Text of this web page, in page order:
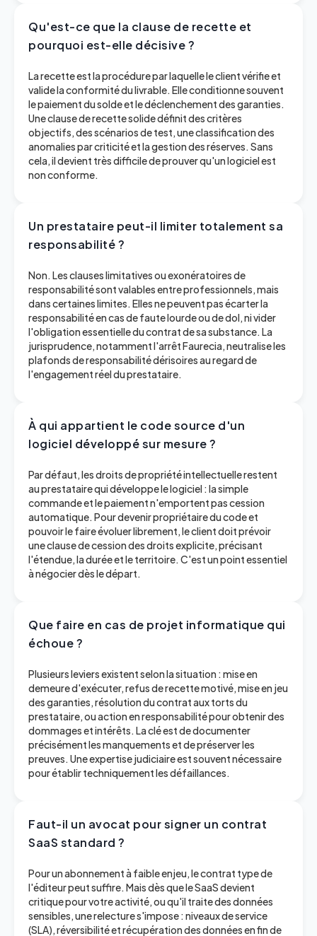
Qu'est-ce que la clause de recette et
pourquoi est-elle décisive ?
La recette est la procédure par laquelle le client vérifie et
valide la conformité du livrable. Elle conditionne souvent
le paiement du solde et le déclenchement des garanties.
Une clause de recette solide définit des critères
objectifs, des scénarios de test, une classification des
anomalies par criticité et la gestion des réserves. Sans
cela, il devient très difficile de prouver qu'un logiciel est
non conforme.
Un prestataire peut-il limiter totalement sa
responsabilité ?
Non. Les clauses limitatives ou exonératoires de
responsabilité sont valables entre professionnels, mais
dans certaines limites. Elles ne peuvent pas écarter la
responsabilité en cas de faute lourde ou de dol, ni vider
l'obligation essentielle du contrat de sa substance. La
jurisprudence, notamment l'arrêt Faurecia, neutralise les
plafonds de responsabilité dérisoires au regard de
l'engagement réel du prestataire.
À qui appartient le code source d'un
logiciel développé sur mesure ?
Par défaut, les droits de propriété intellectuelle restent
au prestataire qui développe le logiciel : la simple
commande et le paiement n'emportent pas cession
automatique. Pour devenir propriétaire du code et
pouvoir le faire évoluer librement, le client doit prévoir
une clause de cession des droits explicite, précisant
l'étendue, la durée et le territoire. C'est un point essentiel
à négocier dès le départ.
Que faire en cas de projet informatique qui
échoue ?
Plusieurs leviers existent selon la situation : mise en
demeure d'exécuter, refus de recette motivé, mise en jeu
des garanties, résolution du contrat aux torts du
prestataire, ou action en responsabilité pour obtenir des
dommages et intérêts. La clé est de documenter
précisément les manquements et de préserver les
preuves. Une expertise judiciaire est souvent nécessaire
pour établir techniquement les défaillances.
Faut-il un avocat pour signer un contrat
SaaS standard ?
Pour un abonnement à faible enjeu, le contrat type de
l'éditeur peut suffire. Mais dès que le SaaS devient
critique pour votre activité, ou qu'il traite des données
sensibles, une relecture s'impose : niveaux de service
(SLA), réversibilité et récupération des données en fin de